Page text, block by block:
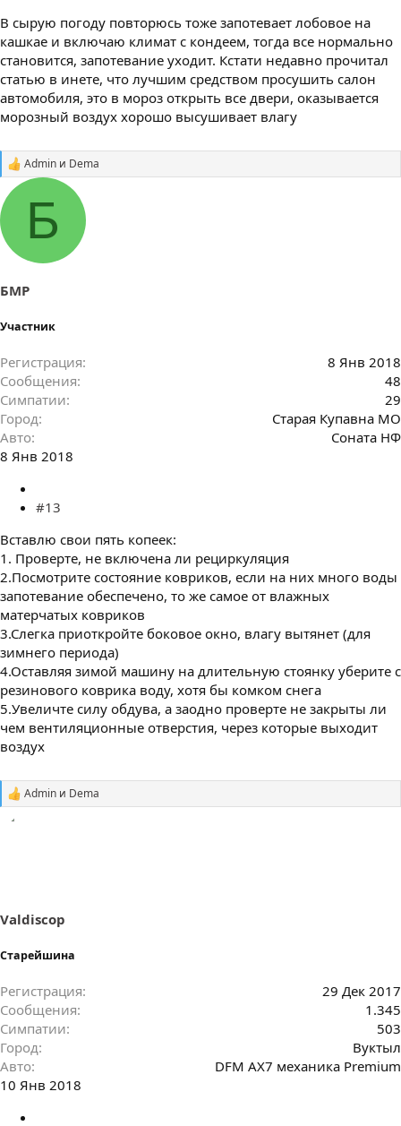
В сырую погоду повторюсь тоже запотевает лобовое на
кашкае и включаю климат с кондеем, тогда все нормально
становится, запотевание уходит. Кстати недавно прочитал
статью в инете, что лучшим средством просушить салон
автомобиля, это в мороз открыть все двери, оказывается
морозный воздух хорошо высушивает влагу
С
м
т
и
:
Admin и Dema
Б
БМР
Участник
Регистрация
8 Янв 2018
Сообщения
48
Симпатии
29
Город
Старая Купавна МО
Авто
Соната НФ
8 Янв 2018
#13
Вставлю свои пять копеек:
1. Проверте, не включена ли рециркуляция
2.Посмотрите состояние ковриков, если на них много воды
запотевание обеспечено, то же самое от влажных
матерчатых ковриков
3.Слегка приоткройте боковое окно, влагу вытянет (для
зимнего периода)
4.Оставляя зимой машину на длительную стоянку уберите с
резинового коврика воду, хотя бы комком снега
5.Увеличте силу обдува, а заодно проверте не закрыты ли
чем вентиляционные отверстия, через которые выходит
воздух
С
:
Admin и Dema
Valdiscop
Старейшина
Регистрация
29 Дек 2017
Сообщения
1.345
Симпатии
503
Город
Вуктыл
Авто
DFM AX7 механика Premium
10 Янв 2018